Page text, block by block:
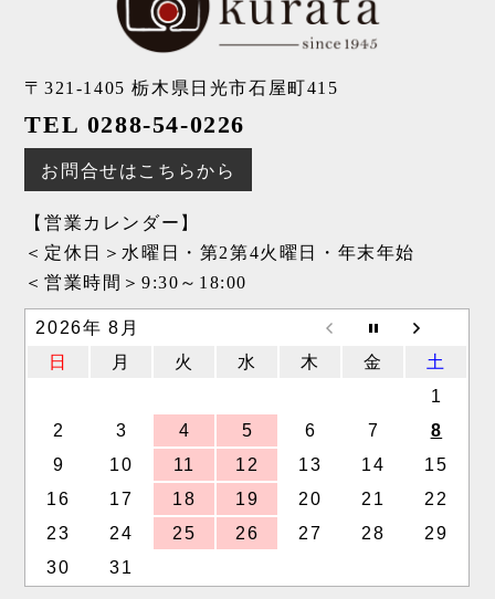
〒321-1405 栃木県日光市石屋町415
TEL 0288-54-0226
お問合せはこちらから
【営業カレンダー】
＜定休日＞水曜日・第2第4火曜日・年末年始
＜営業時間＞9:30～18:00
2026年 8月
日
月 火 水 木 金
土
1
2
3 4 5 6 7
8
9
10 11 12 13 14
15
16
17 18 19 20 21
22
23
24 25 26 27 28
29
30
31